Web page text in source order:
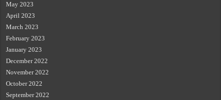
May 2023
April 2023
March 2023
February 2023
January 2023
December 2022
November 2022
October 2022
September 2022